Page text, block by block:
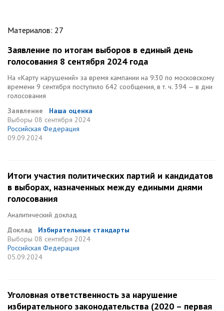
Материалов: 27
Заявление по итогам выборов в единый день
голосования 8 сентября 2024 года
На «Карту нарушений» за время кампании на 9:30 по московскому
времени 9 сентября поступило 642 сообщения, в т. ч. 394 — в дни
голосования
Заявление
Наша оценка
Выборы 08 сентября 2024
Российская Федерация
09.09.2024
Итоги участия политических партий и кандидатов
в выборах, назначенных между едиными днями
голосования
Аналитический доклад
Доклад
Избирательные стандарты
Выборы 08 сентября 2024
Российская Федерация
05.09.2024
Уголовная ответственность за нарушение
избирательного законодательства (2020 – первая